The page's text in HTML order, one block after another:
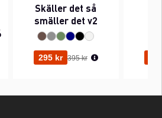
Skäller det så
smäller det v2
295 kr Ordinarie pris:
395 kr